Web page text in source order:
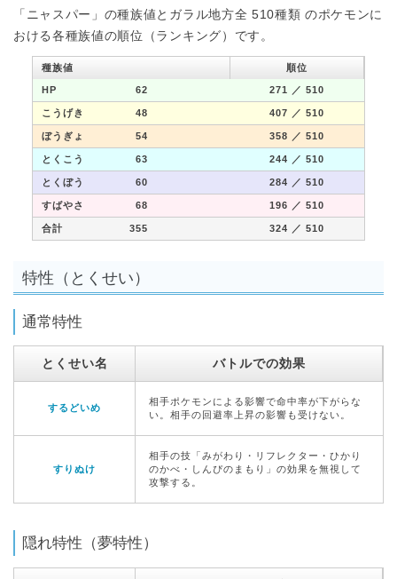
「ニャスパー」の種族値とガラル地方全 510種類 のポケモンに
おける各種族値の順位（ランキング）です。
種族値 順位
HP 62 271 ／ 510
こうげき 48 407 ／ 510
ぼうぎょ 54 358 ／ 510
とくこう 63 244 ／ 510
とくぼう 60 284 ／ 510
すばやさ 68 196 ／ 510
合計 355 324 ／ 510
特性（とくせい）
通常特性
とくせい名 バトルでの効果
するどいめ
相手ポケモンによる影響で命中率が下がらな
い。相手の回避率上昇の影響も受けない。
すりぬけ
相手の技「みがわり・リフレクター・ひかり
のかべ・しんぴのまもり」の効果を無視して
攻撃する。
隠れ特性（夢特性）